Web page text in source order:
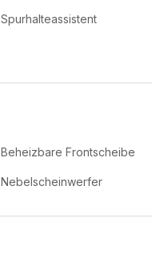
Spurhalteassistent
Beheizbare Frontscheibe
Nebelscheinwerfer